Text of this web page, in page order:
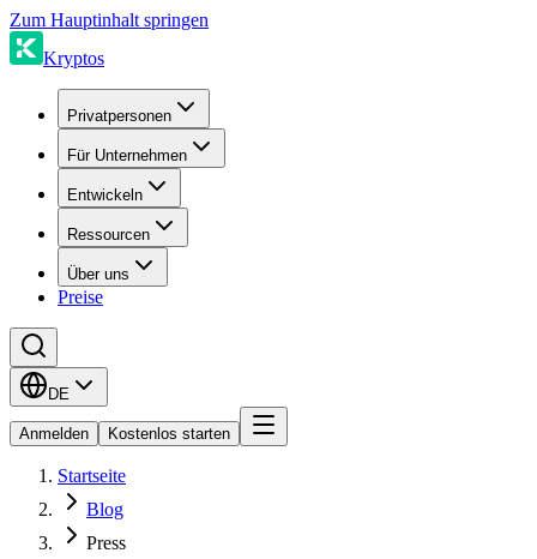
Zum Hauptinhalt springen
Kryptos
Privatpersonen
Für Unternehmen
Entwickeln
Ressourcen
Über uns
Preise
DE
Anmelden Kostenlos starten
Startseite
Blog
Press